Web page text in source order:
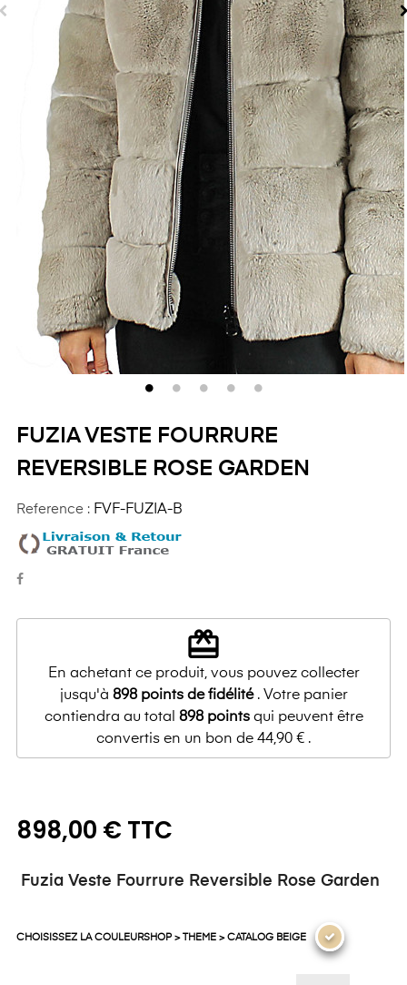
FUZIA VESTE FOURRURE
REVERSIBLE ROSE GARDEN
Reference : FVF-FUZIA-B
redeem
En achetant ce produit, vous pouvez collecter
jusqu'à 898points de fidélité. Votre panier
contiendra au total 898pointsqui peuvent être
convertis en un bon de 44,90 € .
898,00 € TTC
Fuzia Veste Fourrure Reversible Rose Garden
CHOISISSEZ LA COULEURSHOP > THEME > CATALOG BEIGE